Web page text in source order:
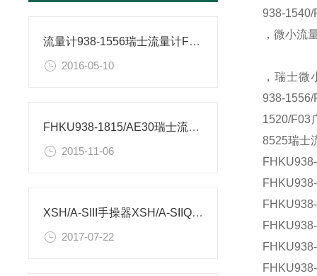
流量计938-1556瑞士流量计FHKU系列微小流量计参数
2016-05-10
FHKU938-1815/AE30瑞士流量计
2015-11-06
XSH/A-SIII手操器XSH/A-SIIQG1VO手操器
2017-07-22
938-1540/
，微小流
，瑞士微
938-1556/
1520/F03
8525瑞士